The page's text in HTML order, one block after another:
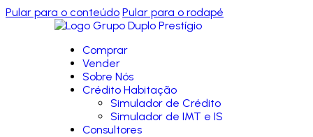
Pular para o conteúdo Pular para o rodapé
Comprar
Vender
Sobre Nós
Crédito Habitação
Simulador de Crédito
Simulador de IMT e IS
Consultores